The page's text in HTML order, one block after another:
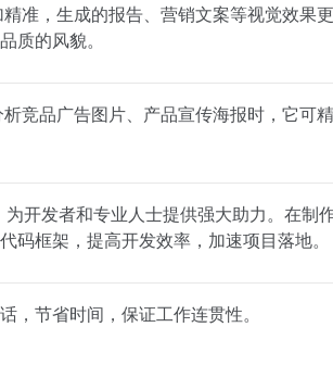
准，生成的报告、营销文案等视觉效果
质的风貌。
竞品广告图片、产品宣传海报时，它可
开发者和专业人士提供强大助力。在制
框架，提高开发效率，加速项目落地。
节省时间，保证工作连贯性。